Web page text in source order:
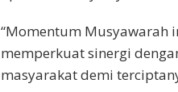
“Momentum Musyawarah
memperkuat sinergi
masyarakat demi